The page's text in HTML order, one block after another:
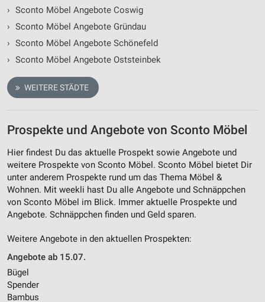
› Sconto Möbel Angebote Coswig
› Sconto Möbel Angebote Gründau
› Sconto Möbel Angebote Schönefeld
› Sconto Möbel Angebote Oststeinbek
WEITERE STÄDTE
Prospekte und Angebote von Sconto Möbel
Hier findest Du das aktuelle Prospekt sowie Angebote und
weitere Prospekte von Sconto Möbel. Sconto Möbel bietet Dir
unter anderem Prospekte rund um das Thema Möbel &
Wohnen. Mit weekli hast Du alle Angebote und Schnäppchen
von Sconto Möbel im Blick. Immer aktuelle Prospekte und
Angebote. Schnäppchen finden und Geld sparen.
Weitere Angebote in den aktuellen Prospekten:
Angebote ab 15.07.
Bügel
Spender
Bambus